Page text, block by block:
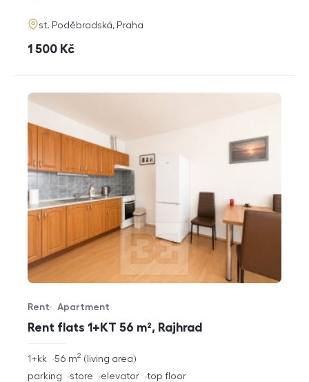
adresa
st. Poděbradská, Praha
cena
1 500 Kč
Rent flats 1+KT 56 m², Rajhrad
Offer type
Rent
Property type
Apartment
rozměry
disposition
1+kk living area
56 m2
funkce
parking store elevator top floor